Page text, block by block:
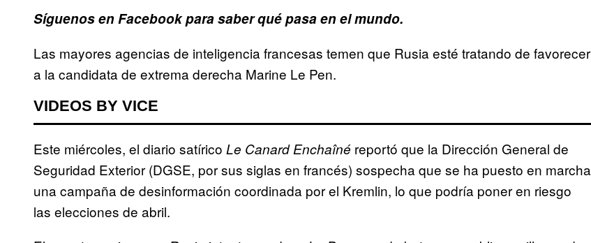
Síguenos en Facebook para saber qué pasa en el mundo.
Las mayores agencias de inteligencia francesas temen que Rusia esté tratando de favorecer
a la candidata de extrema derecha Marine Le Pen.
VIDEOS BY VICE
Este miércoles, el diario satírico Le Canard Enchaîné reportó que la Dirección General de
Seguridad Exterior (DGSE, por sus siglas en francés) sospecha que se ha puesto en marcha
una campaña de desinformación coordinada por el Kremlin, lo que podría poner en riesgo
las elecciones de abril.